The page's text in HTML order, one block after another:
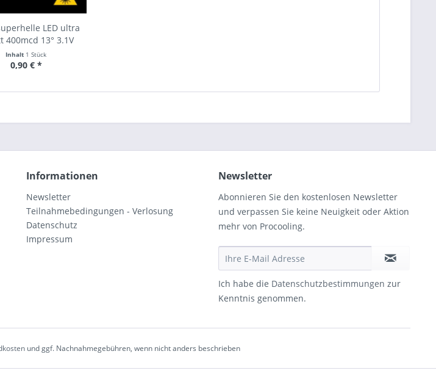
LED ultra
400mcd 13° 3.1V
Inhalt 1 Stück
0,90 € *
Informationen
Newsletter
Teilnahmebedingungen - Verlosung
Datenschutz
Impressum
Newsletter
Abonnieren Sie den kostenlosen Newsletter
und verpassen Sie keine Neuigkeit oder Aktion
mehr von Procooling.
Ich habe die Datenschutzbestimmungen zur
Kenntnis genommen.
und ggf. Nachnahmegebühren, wenn nicht anders beschrieben